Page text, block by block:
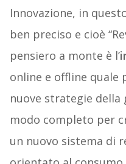
Innovazione, in
ben preciso e cioè
pensiero a monte è l’
online e offline quale
nuove strategie
modo completo per
un nuovo sistema di